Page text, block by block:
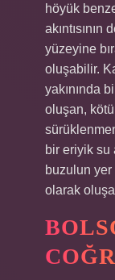
höyük
yüzeyine
oluşabilir.
yakınında
oluşan,
bir eriyik su
buzulun yer
olarak